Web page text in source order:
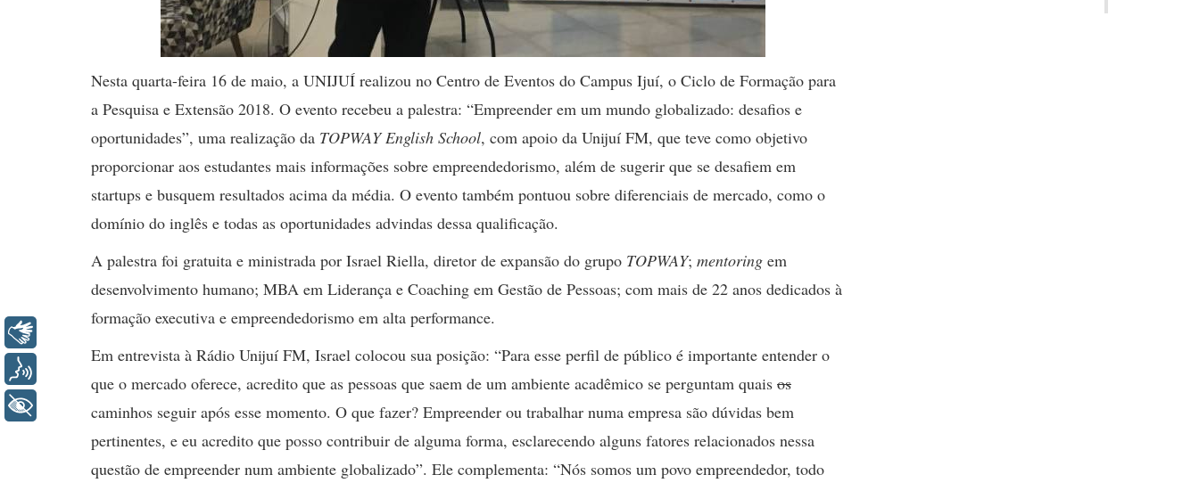
Nesta quarta-feira 16 de maio, a UNIJUÍ realizou no Centro de Eventos do Campus Ijuí, o Ciclo de Formação para
a Pesquisa e Extensão 2018. O evento recebeu a palestra: “Empreender em um mundo globalizado: desafios e
oportunidades”, uma realização da TOPWAY English School, com apoio da Unijuí FM, que teve como objetivo
proporcionar aos estudantes mais informações sobre empreendedorismo, além de sugerir que se desafiem em
startups e busquem resultados acima da média. O evento também pontuou sobre diferenciais de mercado, como o
domínio do inglês e todas as oportunidades advindas dessa qualificação.
A palestra foi gratuita e ministrada por Israel Riella, diretor de expansão do grupo TOPWAY; mentoring em
desenvolvimento humano; MBA em Liderança e Coaching em Gestão de Pessoas; com mais de 22 anos dedicados à
formação executiva e empreendedorismo em alta performance.
Em entrevista à Rádio Unijuí FM, Israel colocou sua posição: “Para esse perfil de público é importante entender o
que o mercado oferece, acredito que as pessoas que saem de um ambiente acadêmico se perguntam quais os
caminhos seguir após esse momento. O que fazer? Empreender ou trabalhar numa empresa são dúvidas bem
pertinentes, e eu acredito que posso contribuir de alguma forma, esclarecendo alguns fatores relacionados nessa
questão de empreender num ambiente globalizado”. Ele complementa: “Nós somos um povo empreendedor, todo
+ Acessibilidade